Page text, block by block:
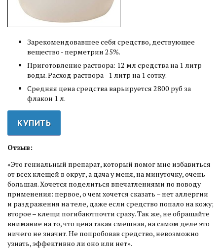
Зарекомендовавшее себя средство, дествующее
вещество - перметрин 25%.
Приготовление раствора: 12 мл средства на 1 литр
воды. Расход раствора - 1 литр на 1 сотку.
Средняя цена средства варьируется 2800 руб за
флакон 1 л.
КУПИТЬ
Отзыв:
«Это гениальный препарат, который помог мне избавиться
от всех клещей в округ, а дача у меня, на минуточку, очень
большая. Хочется поделиться впечатлениями по поводу
применения: первое, о чем хочется сказать – нет аллергии
и раздражения на теле, даже если средство попало на кожу;
второе – клещи погибаютпочти сразу. Так же, не обращайте
внимание на то, что цена такая смешная, на самом деле это
ничего не значит. Не попробовав средство, невозможно
узнать, эффективно ли оно или нет».